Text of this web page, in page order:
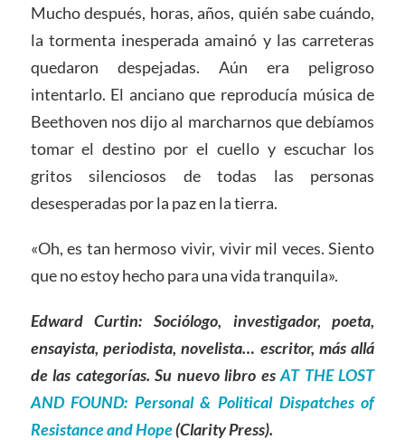
Mucho después, horas, años, quién sabe cuándo,
la tormenta inesperada amainó y las carreteras
quedaron despejadas. Aún era peligroso
intentarlo. El anciano que reproducía música de
Beethoven nos dijo al marcharnos que debíamos
tomar el destino por el cuello y escuchar los
gritos silenciosos de todas las personas
desesperadas por la paz en la tierra.
«Oh, es tan hermoso vivir, vivir mil veces. Siento
que no estoy hecho para una vida tranquila».
Edward Curtin: Sociólogo, investigador, poeta,
ensayista, periodista, novelista… escritor, más allá
de las categorías. Su nuevo libro esAT THE LOST
AND FOUND: Personal & Political Dispatches of
Resistance and Hope(Clarity Press).